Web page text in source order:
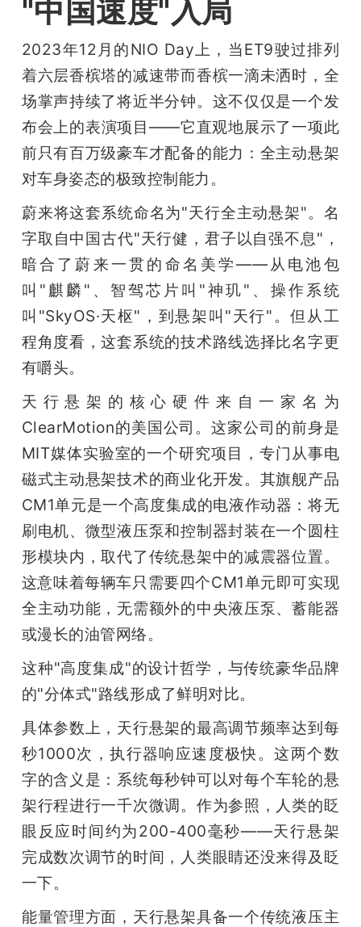
"中国速度"入局
2023年12月的NIO Day上，当ET9驶过排列
着六层香槟塔的减速带而香槟一滴未洒时，全
场掌声持续了将近半分钟。这不仅仅是一个发
布会上的表演项目——它直观地展示了一项此
前只有百万级豪车才配备的能力：全主动悬架
对车身姿态的极致控制能力。
蔚来将这套系统命名为"天行全主动悬架"。名
字取自中国古代"天行健，君子以自强不息"，
暗合了蔚来一贯的命名美学——从电池包
叫"麒麟"、智驾芯片叫"神玑"、操作系统
叫"SkyOS·天枢"，到悬架叫"天行"。但从工
程角度看，这套系统的技术路线选择比名字更
有嚼头。
天行悬架的核心硬件来自一家名为
ClearMotion的美国公司。这家公司的前身是
MIT媒体实验室的一个研究项目，专门从事电
磁式主动悬架技术的商业化开发。其旗舰产品
CM1单元是一个高度集成的电液作动器：将无
刷电机、微型液压泵和控制器封装在一个圆柱
形模块内，取代了传统悬架中的减震器位置。
这意味着每辆车只需要四个CM1单元即可实现
全主动功能，无需额外的中央液压泵、蓄能器
或漫长的油管网络。
这种"高度集成"的设计哲学，与传统豪华品牌
的"分体式"路线形成了鲜明对比。
具体参数上，天行悬架的最高调节频率达到每
秒1000次，执行器响应速度极快。这两个数
字的含义是：系统每秒钟可以对每个车轮的悬
架行程进行一千次微调。作为参照，人类的眨
眼反应时间约为200-400毫秒——天行悬架
完成数次调节的时间，人类眼睛还没来得及眨
一下。
能量管理方面，天行悬架具备一个传统液压主